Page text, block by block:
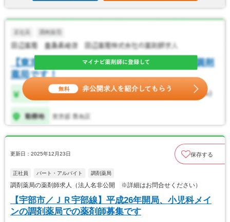
更新日：2025年12月23日 保存する
正社員 パート・アルバイト 調剤薬局
調剤薬局の薬剤師求人（法人名非公開 ※詳細はお問合せください）
【宇部市／ＪＲ宇部線】平成26年開局、小児科メイ
ンの調剤薬局での薬剤師募集です